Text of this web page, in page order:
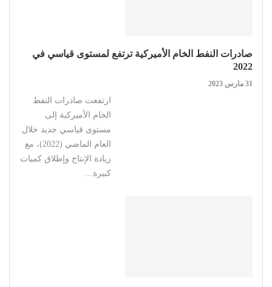
صادرات النفط الخام الأميركية ترتفع لمستوى قياسي في
2022
31 مارس 2023
ارتفعت صادرات النفط
الخام الأميركية إلى
مستوى قياسي جديد خلال
العام الماضي (2022)، مع
زيادة الإنتاج وإطلاق كميات
كبيرة…